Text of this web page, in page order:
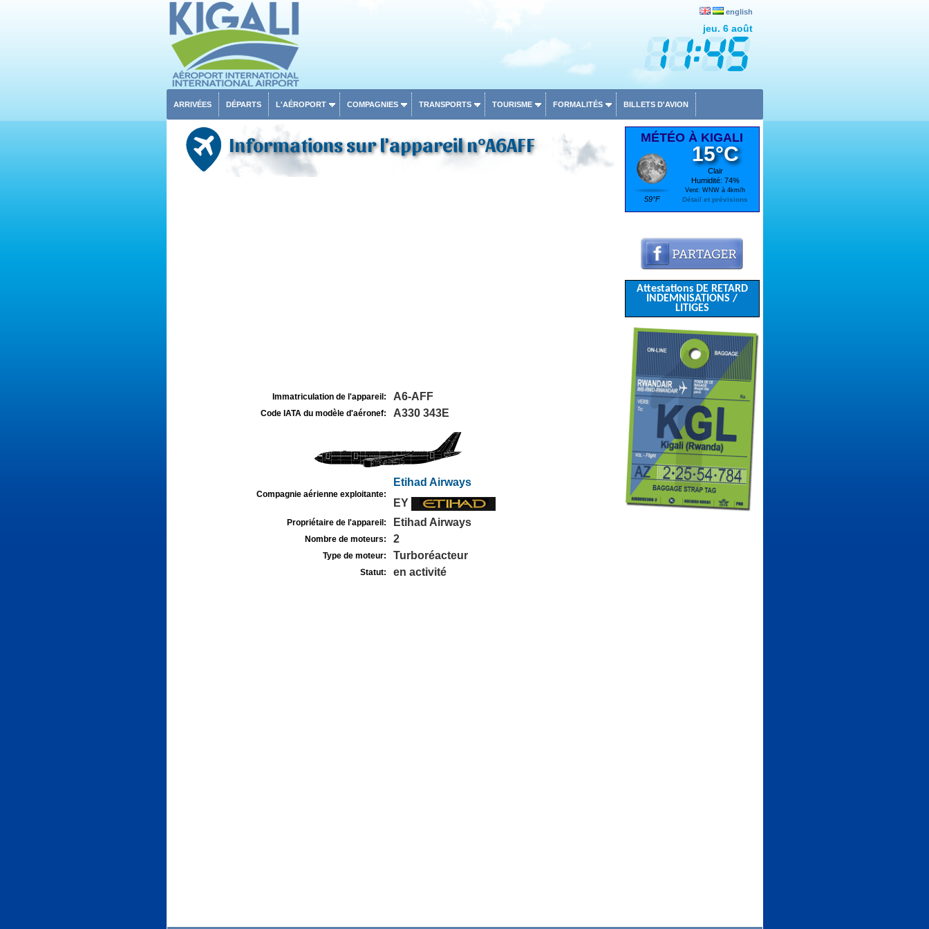
english
jeu. 6 août
ARRIVÉES DÉPARTS L'AÉROPORT COMPAGNIES TRANSPORTS TOURISME FORMALITÉS BILLETS D'AVION
Informations sur l'appareil n°A6AFF
Immatriculation de l'appareil: A6-AFF
Code IATA du modèle d'aéronef: A330 343E
Compagnie aérienne exploitante:
Etihad Airways
EY
Propriétaire de l'appareil: Etihad Airways
Nombre de moteurs: 2
Type de moteur: Turboréacteur
Statut: en activité
MÉTÉO À KIGALI
59°F
15°C
Clair
Humidité: 74%
Vent: WNW à 4km/h
Détail et prévisions
Attestations DE RETARD
INDEMNISATIONS /
LITIGES